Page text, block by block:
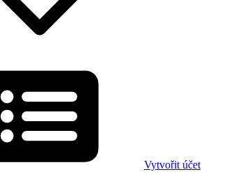
Vytvořit účet